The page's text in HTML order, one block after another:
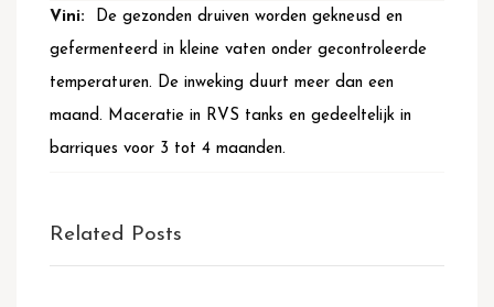
De gezonden druiven worden gekneusd en
gefermenteerd in kleine vaten onder gecontroleerde
temperaturen. De inweking duurt meer dan een
maand. Maceratie in RVS tanks en gedeeltelijk in
barriques voor 3 tot 4 maanden.
Related Posts